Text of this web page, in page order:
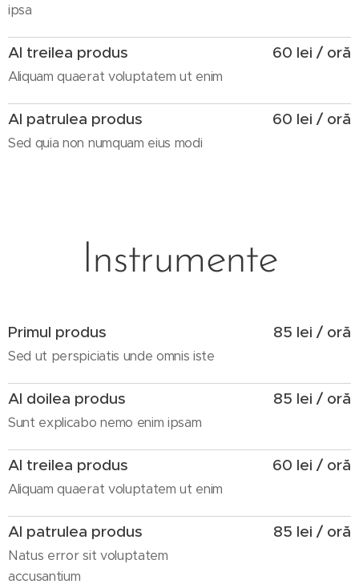
ipsa
Al treilea produs
Aliquam quaerat voluptatem ut enim
60 lei / oră
Al patrulea produs
Sed quia non numquam eius modi
60 lei / oră
Instrumente
Primul produs
Sed ut perspiciatis unde omnis iste
85 lei / oră
Al doilea produs
Sunt explicabo nemo enim ipsam
85 lei / oră
Al treilea produs
Aliquam quaerat voluptatem ut enim
60 lei / oră
Al patrulea produs
Natus error sit voluptatem
accusantium
85 lei / oră